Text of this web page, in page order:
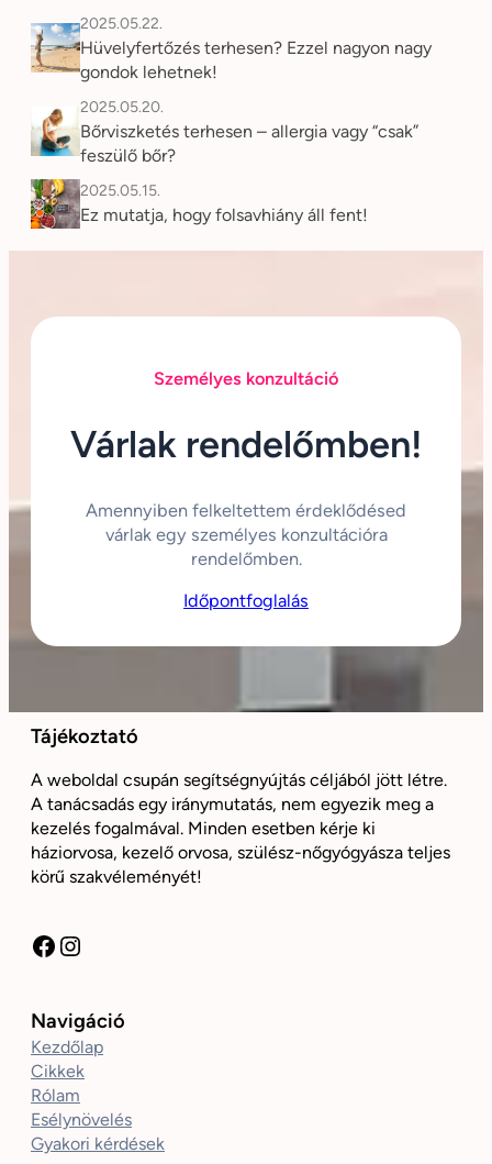
2025.05.22.
Hüvelyfertőzés terhesen? Ezzel nagyon nagy
gondok lehetnek!
2025.05.20.
Bőrviszketés terhesen – allergia vagy “csak”
feszülő bőr?
2025.05.15.
Ez mutatja, hogy folsavhiány áll fent!
Személyes konzultáció
Várlak rendelőmben!
Amennyiben felkeltettem érdeklődésed
várlak egy személyes konzultációra
rendelőmben.
Időpontfoglalás
Tájékoztató
A weboldal csupán segítségnyújtás céljából jött létre.
A tanácsadás egy iránymutatás, nem egyezik meg a
kezelés fogalmával. Minden esetben kérje ki
háziorvosa, kezelő orvosa, szülész-nőgyógyásza teljes
körű szakvéleményét!
Facebook Instagram
Navigáció
Kezdőlap
Cikkek
Rólam
Esélynövelés
Gyakori kérdések